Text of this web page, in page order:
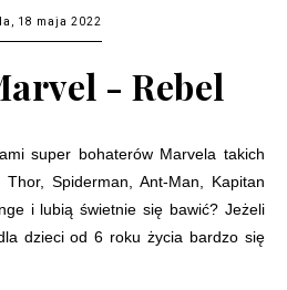
18 maja 2022
- Rebel
super bohaterów Marvela takich
Spiderman, Ant-Man, Kapitan
i lubią świetnie się bawić? Jeżeli
dzieci od 6 roku życia bardzo się